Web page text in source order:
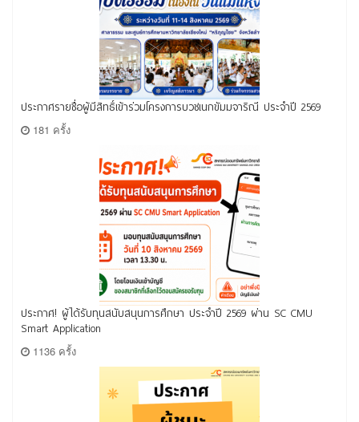
ประกาศรายชื่อผู้มีสิทธิ์เข้าร่วมโครงการบวชเนกขัมมจาริณี ประจำปี 2569
181 ครั้ง
ประกาศ! ผู้ได้รับทุนสนับสนุนการศึกษา ประจำปี 2569 ผ่าน SC CMU
Smart Application
1136 ครั้ง